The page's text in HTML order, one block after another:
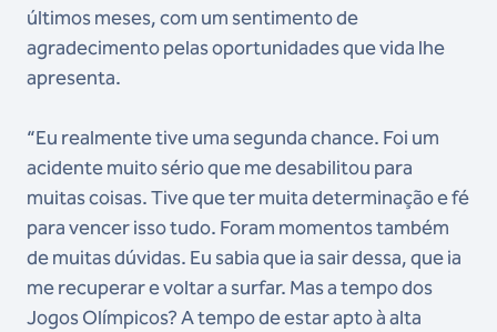
últimos meses, com um sentimento de
agradecimento pelas oportunidades que vida lhe
apresenta.
“Eu realmente tive uma segunda chance. Foi um
acidente muito sério que me desabilitou para
muitas coisas. Tive que ter muita determinação e fé
para vencer isso tudo. Foram momentos também
de muitas dúvidas. Eu sabia que ia sair dessa, que ia
me recuperar e voltar a surfar. Mas a tempo dos
Jogos Olímpicos? A tempo de estar apto à alta